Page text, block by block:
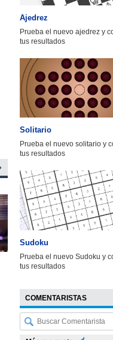
OTIC CCHC
Capacitación como foco del
desarrollo país: OTIC de la
impacto de formar talento
Ajedrez
Prueba el nuevo ajedrez y
tus resultados
Solitario
Prueba el nuevo solitario y
tus resultados
Sudoku
Prueba el nuevo Sudoku y
tus resultados
COMENTARISTAS